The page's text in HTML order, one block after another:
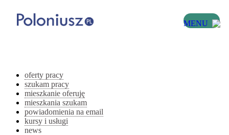
MENU
oferty pracy
szukam pracy
mieszkanie oferuję
mieszkania szukam
powiadomienia na email
kursy i usługi
news